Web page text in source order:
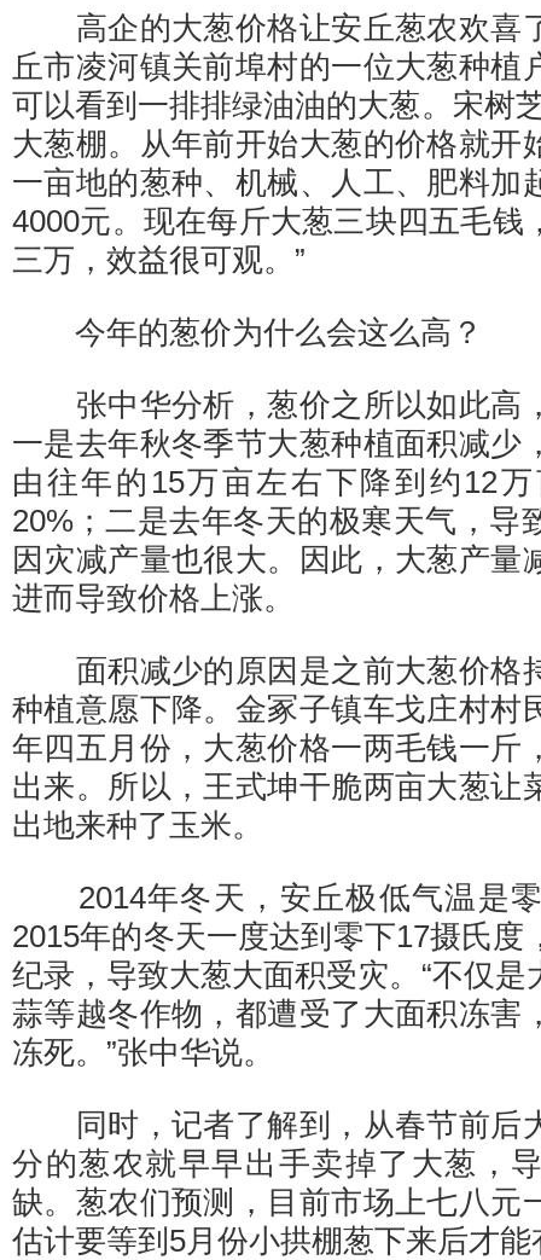
高企的大葱价格让安丘葱农欢喜
丘市凌河镇关前埠村的一位大葱种植
可以看到一排排绿油油的大葱。宋树
大葱棚。从年前开始大葱的价格就开
一亩地的葱种、机械、人工、肥料加
4000元。现在每斤大葱三块四五毛钱
三万，效益很可观。”
今年的葱价为什么会这么高？
张中华分析，葱价之所以如此高
一是去年秋冬季节大葱种植面积减少
由往年的15万亩左右下降到约12
20%；二是去年冬天的极寒天气，导
因灾减产量也很大。因此，大葱产量
进而导致价格上涨。
面积减少的原因是之前大葱价格
种植意愿下降。金冢子镇车戈庄村村
年四五月份，大葱价格一两毛钱一斤
出来。所以，王式坤干脆两亩大葱让
出地来种了玉米。
2014年冬天，安丘极低气温是零
2015年的冬天一度达到零下17摄氏度
纪录，导致大葱大面积受灾。“不仅
蒜等越冬作物，都遭受了大面积冻害
冻死。”张中华说。
同时，记者了解到，从春节前后
分的葱农就早早出手卖掉了大葱，
缺。葱农们预测，目前市场上七八元
估计要等到5月份小拱棚葱下来后才